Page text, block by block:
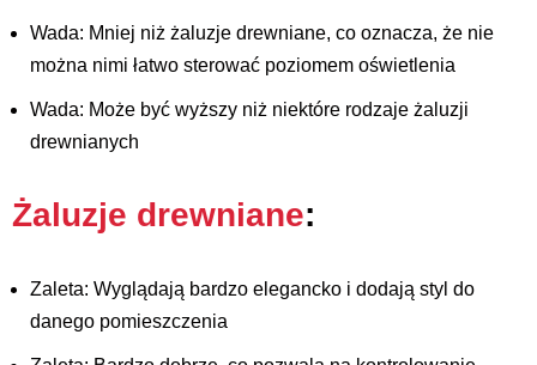
Wada: Mniej niż żaluzje drewniane, co oznacza, że ​​nie
można nimi łatwo sterować poziomem oświetlenia
Wada: Może być wyższy niż niektóre rodzaje żaluzji
drewnianych
Żaluzje drewniane:
Zaleta: Wyglądają bardzo elegancko i dodają styl do
danego pomieszczenia